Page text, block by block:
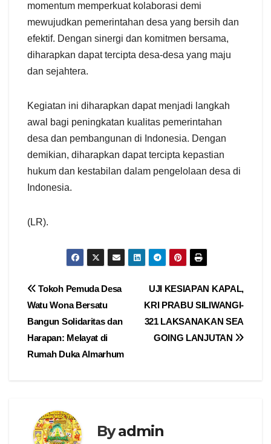
momentum memperkuat kolaborasi demi
mewujudkan pemerintahan desa yang bersih dan
efektif. Dengan sinergi dan komitmen bersama,
diharapkan dapat tercipta desa-desa yang maju
dan sejahtera.
Kegiatan ini diharapkan dapat menjadi langkah
awal bagi peningkatan kualitas pemerintahan
desa dan pembangunan di Indonesia. Dengan
demikian, diharapkan dapat tercipta kepastian
hukum dan kestabilan dalam pengelolaan desa di
Indonesia.
(LR).
Navigasi
pos
UJI KESIAPAN KAPAL,
KRI PRABU SILIWANGI-
321 LAKSANAKAN SEA
GOING LANJUTAN
Tokoh Pemuda Desa
Watu Wona Bersatu
Bangun Solidaritas dan
Harapan: Melayat di
Rumah Duka Almarhum
Byadmin